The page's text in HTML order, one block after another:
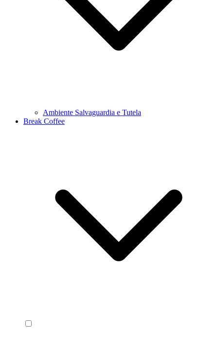
Ambiente Salvaguardia e Tutela
Break Coffee